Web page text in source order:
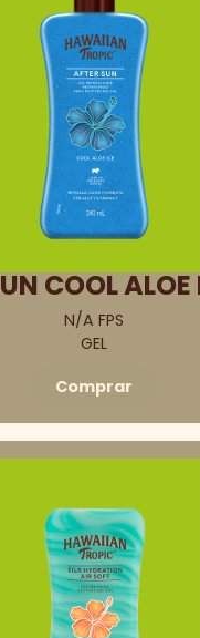
COOL ALOE
N/A FPS
GEL
Comprar